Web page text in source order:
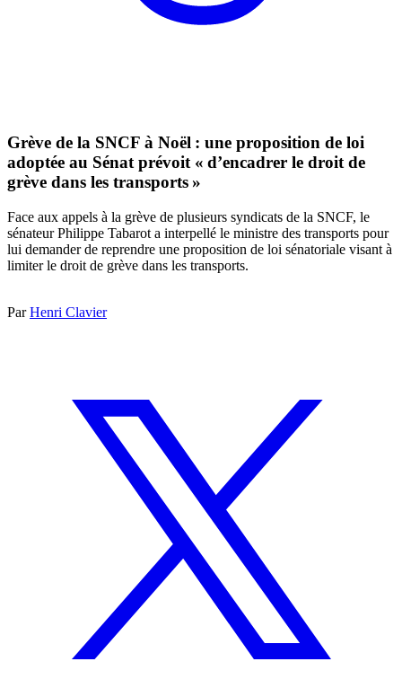
Grève de la SNCF à Noël : une proposition de loi
adoptée au Sénat prévoit « d’encadrer le droit de
grève dans les transports »
Face aux appels à la grève de plusieurs syndicats de la SNCF, le
sénateur Philippe Tabarot a interpellé le ministre des transports pour
lui demander de reprendre une proposition de loi sénatoriale visant à
limiter le droit de grève dans les transports.
ParHenri Clavier